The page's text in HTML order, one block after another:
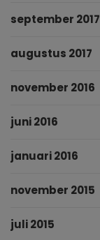
september 2017
augustus 2017
november 2016
juni 2016
januari 2016
november 2015
juli 2015